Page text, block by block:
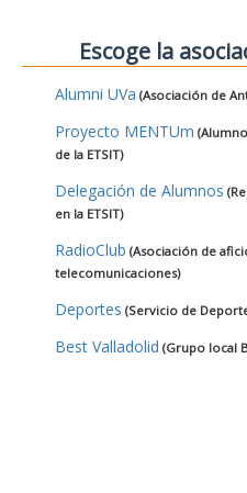
Escoge la
Alumni UVa (Asociación de
Proyecto MENTUm
de la ETSIT)
Delegación de Alumnos
en la ETSIT)
RadioClub (Asociación de
telecomunicaciones)
Deportes (Servicio de
Best Valladolid (Grupo local